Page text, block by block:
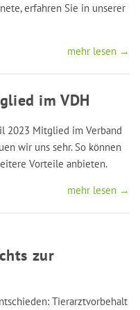
erfahren Sie in unserer
mehr lesen →
im VDH
2023 Mitglied im Verband
wir uns sehr. So können
Vorteile anbieten.
mehr lesen →
zur
Tierarztvorbehalt